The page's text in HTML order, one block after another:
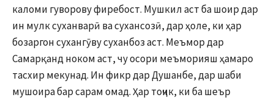
каломи гуворову фиребост. Мушкил аст ба шоир дар
ин мулк суханварӣ ва сухансозӣ, дар ҳоле, ки ҳар
бозаргон сухангӯву суханбоз аст. Меъмор дар
Самарқанд ноком аст, чу осори меъморияш ҳамаро
тасхир мекунад. Ин фикр дар Душанбе, дар шаби
мушоира бар сарам омад. Ҳар тоҷик, ки ба шеър